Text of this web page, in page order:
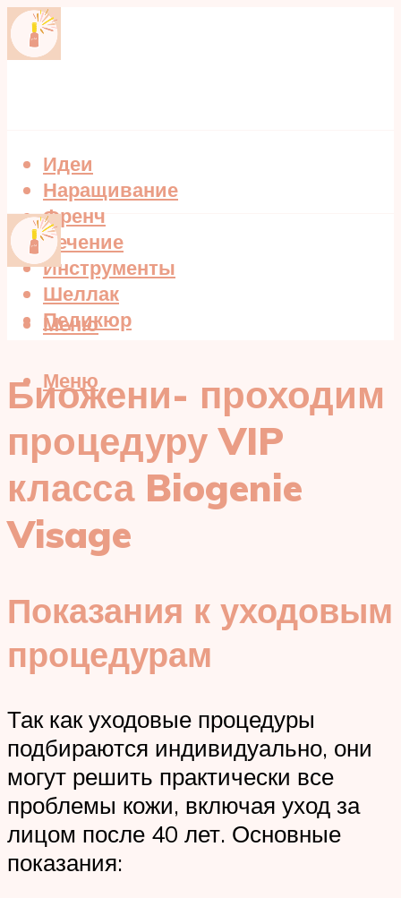
Идеи
Наращивание
Френч
Лечение
Инструменты
Шеллак
Педикюр
Меню
Меню
Биожени- проходим
процедуру VIP
класса Biogenie
Visage
Показания к уходовым
процедурам
Так как уходовые процедуры
подбираются индивидуально, они
могут решить практически все
проблемы кожи, включая уход за
лицом после 40 лет. Основные
показания: